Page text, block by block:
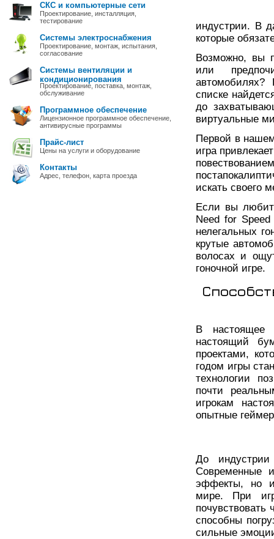
СКС и компьютерные сети
Проектирование, инсталляция,
тестирование
Системы электроснабжения
Проектирование, монтаж, испытания,
согласование
Системы вентиляции и
кондиционирования
Проектирование, поставка, монтаж,
обслуживание
Программное обеспечение
Лицензионное программное обеспечение,
антивирусные программы
Прайс-лист
Цены на услуги и оборудование
Контакты
Адрес, телефон, карта проезда
индустрии. В
которые
Возможно, вы
или
списке
до
виртуальные
Первой в
игра
искать своего
Если вы
Need for Speed
нелегальных
крутые
волосах и
гоночной игре.
В настоящее
настоящий
проектами,
годом игры
технологии
почти
игрокам
опытные
До
Современные
эффекты, но и
мире. При
почувствовать
способны
сильные